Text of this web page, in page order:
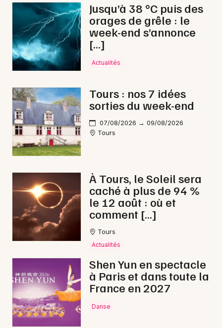
Carnaval dans le Centre-Val de Loire
Artistes en tournée
Actus à Chinon
Magazine à Chinon
37 - Indre-et-Loire
Choisir mes départements
Mon email
Jusqu’à 38 °C puis des
orages de grêle : le
week-end s’annonce
[…]
Actualités
Tours : nos 7 idées
sorties du week-end
07/08/2026 → 09/08/2026
Tours
À Tours, le Soleil sera
caché à plus de 94 %
le 12 août : où et
comment […]
Tours
Actualités
Shen Yun en spectacle
à Paris et dans toute la
France en 2027
Danse